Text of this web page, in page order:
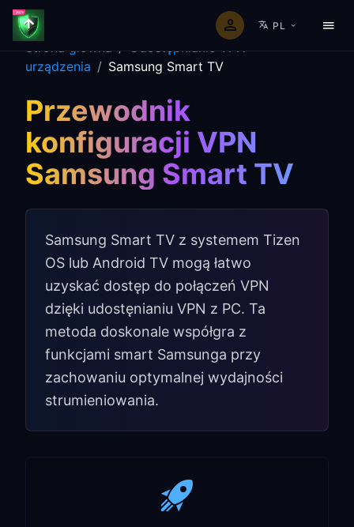
PL
Strona główna /
Udostępnianie VPN
urządzenia / Samsung Smart TV
Przewodnik
konfiguracji VPN
Samsung Smart TV
Samsung Smart TV z systemem Tizen
OS lub Android TV mogą łatwo
uzyskać dostęp do połączeń VPN
dzięki udostęnianiu VPN z PC. Ta
metoda doskonale współgra z
funkcjami smart Samsunga przy
zachowaniu optymalnej wydajności
strumieniowania.